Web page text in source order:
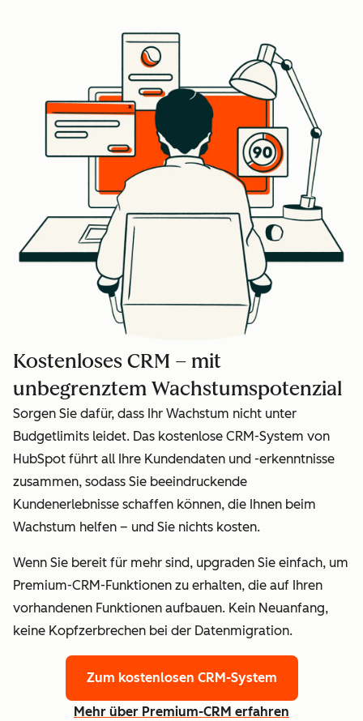
Kostenloses CRM – mit
unbegrenztem Wachstumspotenzial
Sorgen Sie dafür, dass Ihr Wachstum nicht unter
Budgetlimits leidet. Das kostenlose CRM-System von
HubSpot führt all Ihre Kundendaten und -erkenntnisse
zusammen, sodass Sie beeindruckende
Kundenerlebnisse schaffen können, die Ihnen beim
Wachstum helfen – und Sie nichts kosten.
Wenn Sie bereit für mehr sind, upgraden Sie einfach, um
Premium-CRM-Funktionen zu erhalten, die auf Ihren
vorhandenen Funktionen aufbauen. Kein Neuanfang,
keine Kopfzerbrechen bei der Datenmigration.
Zum kostenlosen CRM-System
Mehr über Premium-CRM erfahren